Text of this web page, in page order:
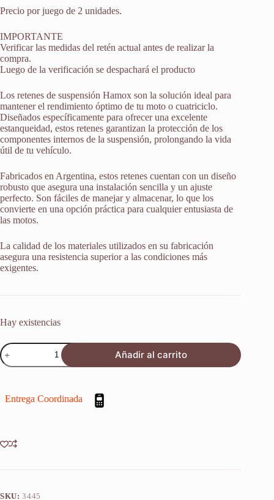
Precio por juego de 2 unidades.
IMPORTANTE
Verificar las medidas del retén actual antes de realizar la
compra.
Luego de la verificación se despachará el producto
Los retenes de suspensión Hamox son la solución ideal para
mantener el rendimiento óptimo de tu moto o cuatriciclo.
Diseñados específicamente para ofrecer una excelente
estanqueidad, estos retenes garantizan la protección de los
componentes internos de la suspensión, prolongando la vida
útil de tu vehículo.
Fabricados en Argentina, estos retenes cuentan con un diseño
robusto que asegura una instalación sencilla y un ajuste
perfecto. Son fáciles de manejar y almacenar, lo que los
convierte en una opción práctica para cualquier entusiasta de
las motos.
La calidad de los materiales utilizados en su fabricación
asegura una resistencia superior a las condiciones más
exigentes.
Hay existencias
Retenes
Suspension
Kawasaki
1974-
Añadir al carrito
Entrega Coordinada
SKU:3445